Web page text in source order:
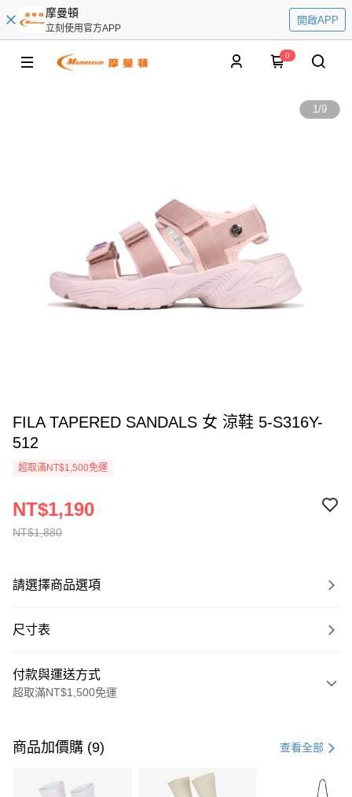
摩曼頓
立刻使用官方APP
開啟APP
0
1/9
FILA TAPERED SANDALS 女 涼鞋 5-S316Y-
512
超取滿NT$1,500免運
NT$1,880
NT$1,190
請選擇商品選項
尺寸表
付款與運送方式
超取滿NT$1,500免運
信用卡一次付款
商品加價購 (9) 查看全部